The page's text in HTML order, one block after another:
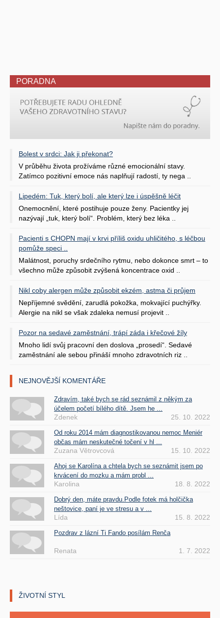
PORADNA
Bolest v srdci: Jak ji překonat?
V průběhu života prožíváme různé emocionální stavy.
Zatímco pozitivní emoce nás naplňují radostí, ty nega ..
Lipedém: Tuk, který bolí, ale který lze i úspěšně léčit
Onemocnění, které postihuje pouze ženy. Pacientky jej
nazývají „tuk, který bolí“. Problém, který bez léka ..
Pacienti s CHOPN mají v krvi příliš oxidu uhličitého, s léčbou
pomůže speci ..
Malátnost, poruchy srdečního rytmu, nebo dokonce smrt – to
všechno může způsobit zvýšená koncentrace oxid ..
Nikl coby alergen může způsobit ekzém, astma či průjem
Nepříjemné svědění, zarudlá pokožka, mokvající puchýřky.
Alergie na nikl se však zdaleka nemusí projevit ..
Pozor na sedavé zaměstnání, trápí záda i křečové žíly
Mnoho lidí svůj pracovní den doslova „prosedí“. Sedavé
zaměstnání ale sebou přináší mnoho zdravotních riz ..
NEJNOVĚJŠÍ KOMENTÁŘE
Zdravím, také bych se rád seznámil z někým za
účelem početí bílého dítě. Jsem he ...
Zdenek 25. 10. 2022
Od roku 2014 mám diagnostikovanou nemoc Meniér
občas mám neskutečné točení v hl ...
Zuzana Větrovcová 15. 10. 2022
Ahoj se Karolína a chtela bych se seznámit jsem po
krvácení do mozku a mám probl ...
Karolina 18. 8. 2022
Dobrý den, máte pravdu.Podle fotek má holčička
neštovice, paní je ve stresu a v ...
Lída 15. 8. 2022
Pozdrav z lázní Ti Fando posílám Renča
Renata 1. 7. 2022
ŽIVOTNÍ STYL